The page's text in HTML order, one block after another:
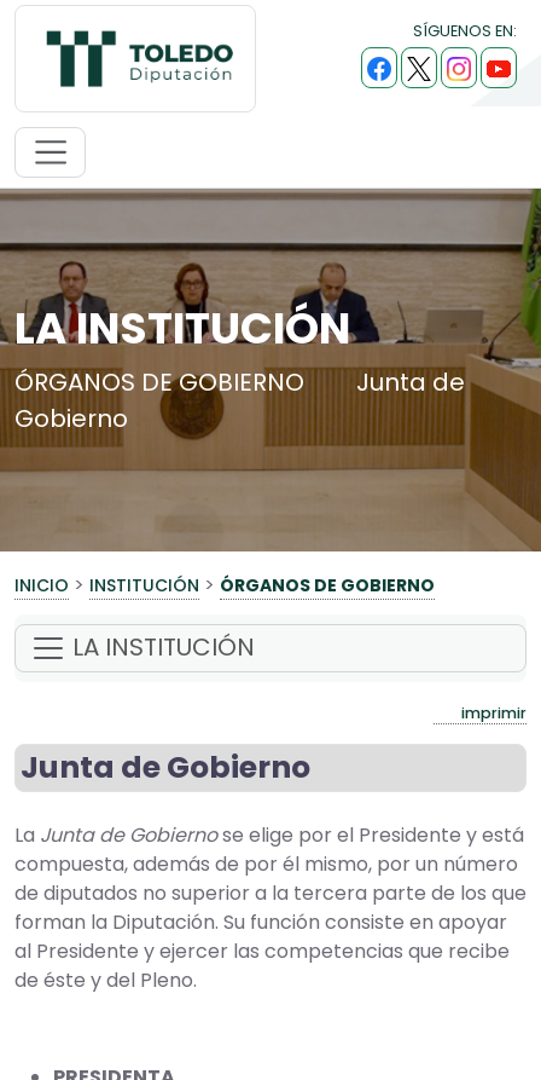
SÍGUENOS EN:
LA INSTITUCIÓN
ÓRGANOS DE GOBIERNO
Junta de
Gobierno
INICIO > INSTITUCIÓN > ÓRGANOS DE GOBIERNO
LA INSTITUCIÓN
imprimir
Junta de Gobierno
La Junta de Gobiernose elige por el Presidente y está
compuesta, además de por él mismo, por un número
de diputados no superior a la tercera parte de los que
forman la Diputación. Su función consiste en apoyar
al Presidente y ejercer las competencias que recibe
de éste y del Pleno.